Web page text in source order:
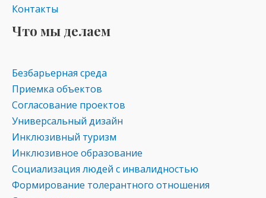
Контакты
Что мы делаем
Безбарьерная среда
Приемка объектов
Согласование проектов
Универсальный дизайн
Инклюзивный туризм
Инклюзивное образование
Социализация людей с инвалидностью
Формирование толерантного отношения